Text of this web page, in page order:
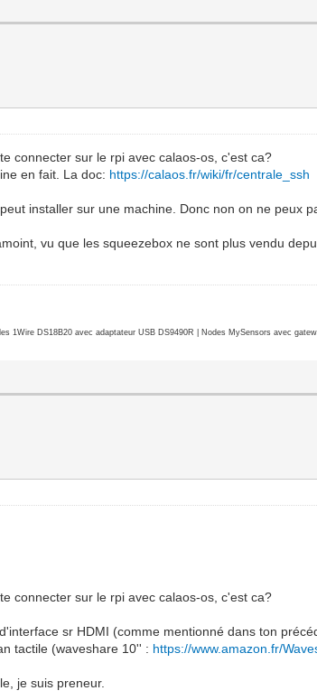
connecter sur le rpi avec calaos-os, c'est ca?
en fait. La doc: https://calaos.fr/wiki/fr/centrale_ssh
installer sur une machine. Donc non on ne peux
vu que les squeezebox ne sont plus vendu
1Wire DS18B20 avec adaptateur USB DS9490R | Nodes MySensors avec
connecter sur le rpi avec calaos-os, c'est ca?
sr HDMI (comme mentionné dans ton
tactile (waveshare 10'' : https://www.amazon.fr/
je suis preneur.